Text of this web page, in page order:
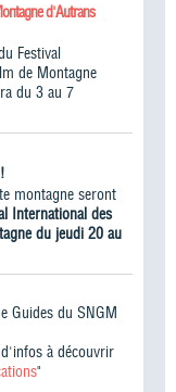
d'Autrans
Festival
de Montagne
du 3 au 7
montagne seront
International des
du jeudi 20 au
Guides du SNGM
à découvrir
"